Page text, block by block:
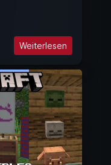
Weiterlesen